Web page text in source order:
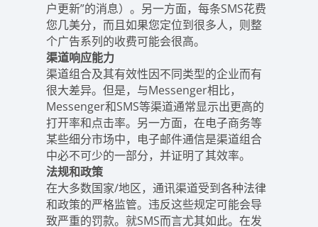
户更新”的消息）。另一方面，每条SMS花费
您几美分，而且如果您定位到很多人，则整
个广告系列的收费可能会很高。
渠道响应能力
渠道组合及其有效性因不同类型的企业而有
很大差异。但是，与Messenger相比，
Messenger和SMS等渠道通常显示出更高的
打开率和点击率。另一方面，在电子商务等
某些细分市场中，电子邮件通信是渠道组合
中必不可少的一部分，并证明了其效率。
法规和政策
在大多数国家/地区，通讯渠道受到各种法律
和政策的严格监管。违反这些规定可能会导
致严重的罚款。就SMS而言尤其如此。在发